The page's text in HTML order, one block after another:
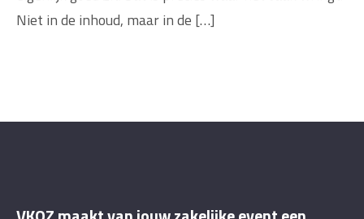
Niet in de inhoud, maar in de […]